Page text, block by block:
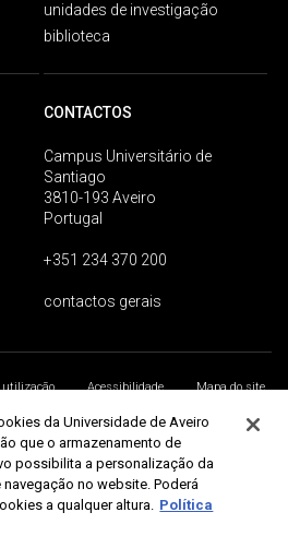
unidades de investigação
biblioteca
CONTACTOS
Campus Universitário de
Santiago
3810-193 Aveiro
Portugal
+351 234 370 200
contactos gerais
utilização Acessibilidade
Mapa do site
da Universidade de Aveiro
que o armazenamento de
possibilita a personalização da
no website. Poderá
a qualquer altura. Política